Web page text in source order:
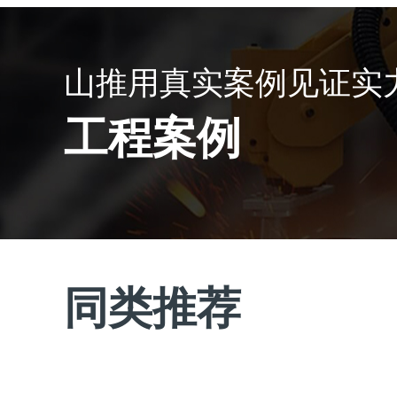
山推用真实案例见证实
工程案例
同类推荐